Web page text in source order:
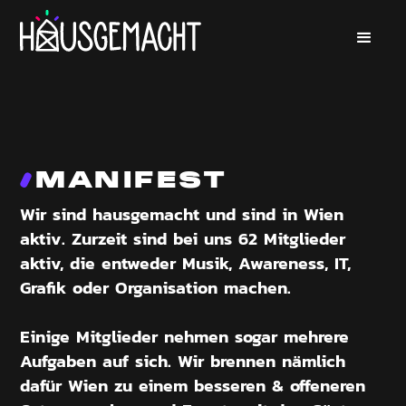
MANIFEST
Wir sind hausgemacht und sind in Wien
aktiv. Zurzeit sind bei uns 62 Mitglieder
aktiv, die entweder Musik, Awareness, IT,
Grafik oder Organisation machen.
Einige Mitglieder nehmen sogar mehrere
Aufgaben auf sich. Wir brennen nämlich
dafür Wien zu einem besseren & offeneren